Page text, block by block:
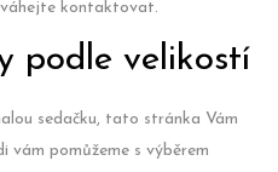
kontaktovat.
podle velikostí
sedačku, tato stránka Vám
vám pomůžeme s výběrem